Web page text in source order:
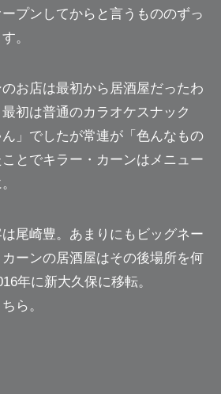
プンしてからと言うもののずっ
。
お店は最初から居酒屋だったわ
初は普通のカラオケスナック
ん」でしたが常連が「色んなもの
とでキラー・カーンはメニュー
尾崎豊。あまりにもビッグネー
ーンの居酒屋はその後場所を何
年に新大久保に移転。
ら。